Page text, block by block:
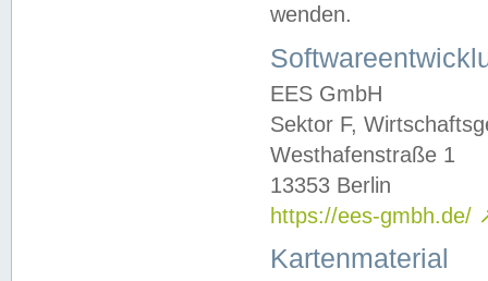
wenden.
EES GmbH
Sektor F,
Westhafenstraße 1
13353 Berlin
https://ees-gmbh.de/
Kartenmaterial